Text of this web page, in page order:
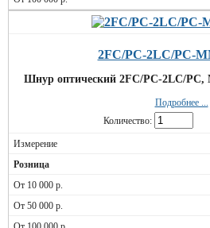
2FC/PC-2LC/PC-
Шнур оптический 2FC/PC-2LC/PC,
Подробнее ...
Количество: